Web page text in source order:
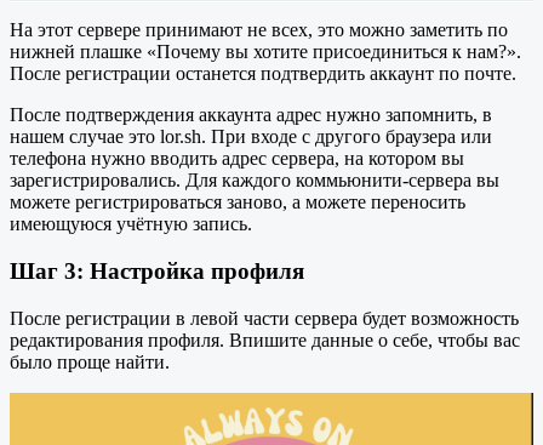
На этот сервере принимают не всех, это можно заметить по
нижней плашке «Почему вы хотите присоединиться к нам?».
После регистрации останется подтвердить аккаунт по почте.
После подтверждения аккаунта адрес нужно запомнить, в
нашем случае это lor.sh. При входе с другого браузера или
телефона нужно вводить адрес сервера, на котором вы
зарегистрировались. Для каждого коммьюнити-сервера вы
можете регистрироваться заново, а можете переносить
имеющуюся учётную запись.
Шаг 3: Настройка профиля
После регистрации в левой части сервера будет возможность
редактирования профиля. Впишите данные о себе, чтобы вас
было проще найти.